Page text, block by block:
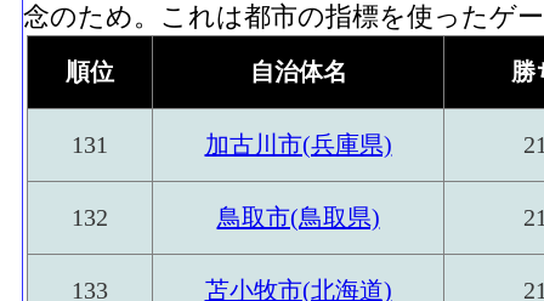
念のため。これは都市の指標を使ったゲ
順位 自治体名 勝
131 加古川市(兵庫県)
132 鳥取市(鳥取県)
133 苫小牧市(北海道)